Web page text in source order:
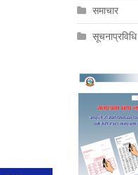
समाचार
सूचनाप्रविधि